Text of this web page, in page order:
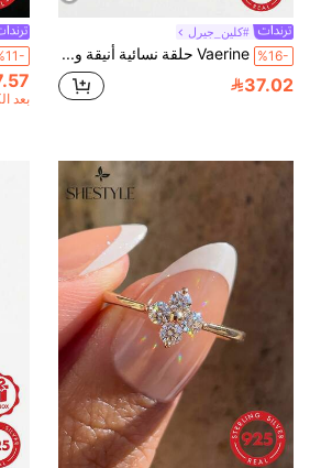
#كلين_جيرل
%16- Vaerine حلقة نسائية أنيقة وخلاقة وفريدة ومُخَصَّصة من فضة عيار 925 مع تصميم من الكريستالي لعرض الهدية الأنيقة لموعد
37.02
بعد